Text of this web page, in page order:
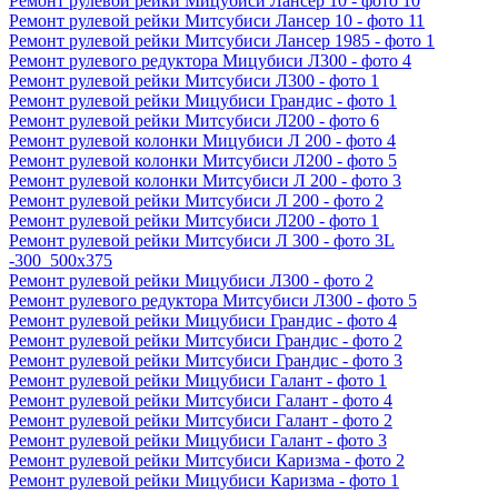
Ремонт рулевой рейки Митсубиси Лансер 10 - фото 11
Ремонт рулевой рейки Митсубиси Лансер 1985 - фото 1
Ремонт рулевого редуктора Мицубиси Л300 - фото 4
Ремонт рулевой рейки Митсубиси Л300 - фото 1
Ремонт рулевой рейки Мицубиси Грандис - фото 1
Ремонт рулевой рейки Митсубиси Л200 - фото 6
Ремонт рулевой колонки Мицубиси Л 200 - фото 4
Ремонт рулевой колонки Митсубиси Л200 - фото 5
Ремонт рулевой колонки Митсубиси Л 200 - фото 3
Ремонт рулевой рейки Митсубиси Л 200 - фото 2
Ремонт рулевой рейки Митсубиси Л200 - фото 1
Ремонт рулевой рейки Митсубиси Л 300 - фото 3L
-300_500x375
Ремонт рулевой рейки Мицубиси Л300 - фото 2
Ремонт рулевого редуктора Митсубиси Л300 - фото 5
Ремонт рулевой рейки Мицубиси Грандис - фото 4
Ремонт рулевой рейки Митсубиси Грандис - фото 2
Ремонт рулевой рейки Митсубиси Грандис - фото 3
Ремонт рулевой рейки Мицубиси Галант - фото 1
Ремонт рулевой рейки Митсубиси Галант - фото 4
Ремонт рулевой рейки Митсубиси Галант - фото 2
Ремонт рулевой рейки Мицубиси Галант - фото 3
Ремонт рулевой рейки Митсубиси Каризма - фото 2
Ремонт рулевой рейки Мицубиси Каризма - фото 1